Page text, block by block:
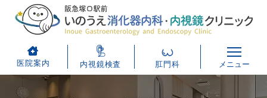
医院案内 内視鏡検査 肛門科 メニュー